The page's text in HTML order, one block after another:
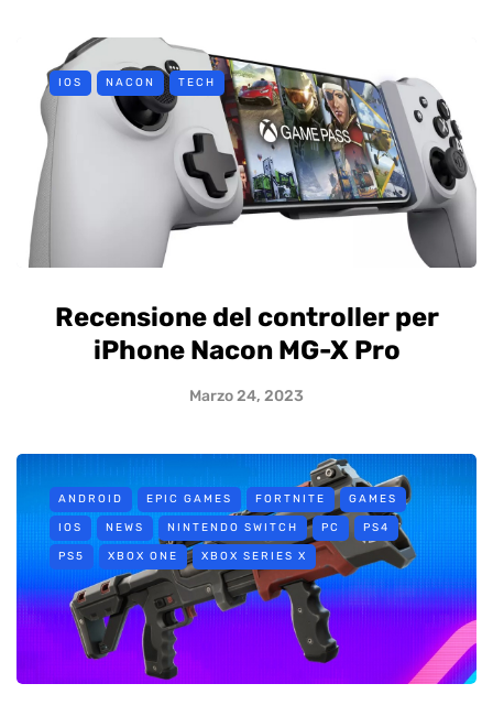
IOS NACON TECH
Recensione del controller per
iPhone Nacon MG-X Pro
Marzo 24, 2023
ANDROID EPIC GAMES FORTNITE GAMES
IOS NEWS NINTENDO SWITCH PC PS4
PS5 XBOX ONE XBOX SERIES X